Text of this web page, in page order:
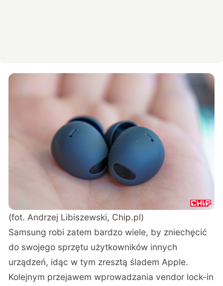
(fot. Andrzej Libiszewski, Chip.pl)
Samsung robi zatem bardzo wiele, by zniechęcić
do swojego sprzętu użytkowników innych
urządzeń, idąc w tym zresztą śladem Apple.
Kolejnym przejawem wprowadzania vendor lock-in